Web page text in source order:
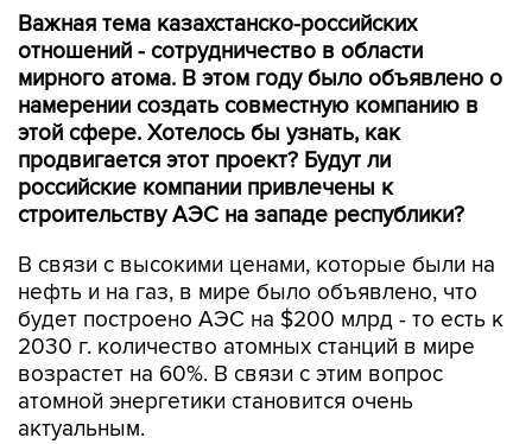
Важная тема казахстанско-российских
отношений - сотрудничество в области
мирного атома. В этом году было объявлено о
намерении создать совместную компанию в
этой сфере. Хотелось бы узнать, как
продвигается этот проект? Будут ли
российские компании привлечены к
строительству АЭС на западе республики?
В связи с высокими ценами, которые были на
нефть и на газ, в мире было объявлено, что
будет построено АЭС на $200 млрд - то есть к
2030 г. количество атомных станций в мире
возрастет на 60%. В связи с этим вопрос
атомной энергетики становится очень
актуальным.